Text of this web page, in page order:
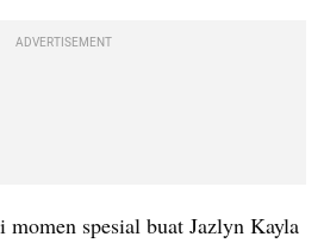
ADVERTISEMENT
spesial buat Jazlyn Kayla